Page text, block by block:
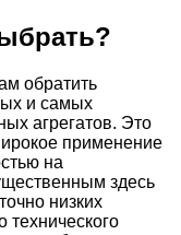
обратить
и самых
агрегатов. Это
применение
на
здесь
низких
технического